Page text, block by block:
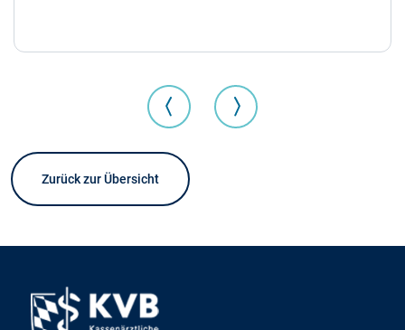
Zurück zur Übersicht